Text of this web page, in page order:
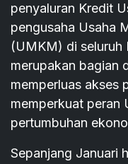
penyaluran Kredit
pengusaha Usaha
(UMKM) di seluruh
merupakan bagian
memperluas akses
memperkuat peran
pertumbuhan
Sepanjang Januari